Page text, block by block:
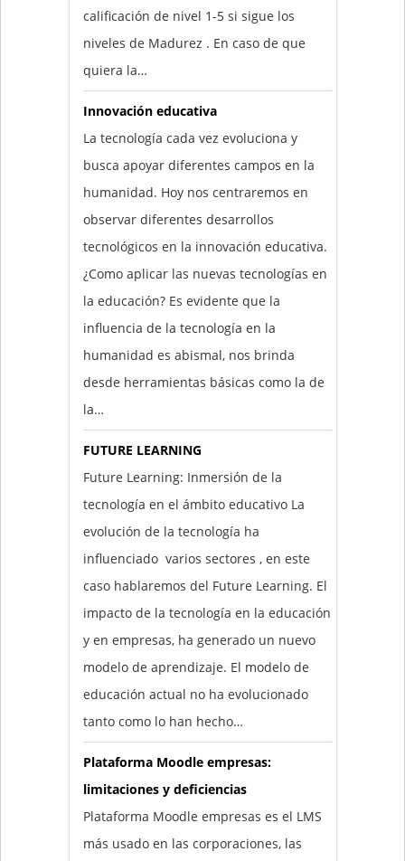
calificación de nivel 1-5 si sigue los
niveles de Madurez . En caso de que
quiera la…
Innovación educativa
La tecnología cada vez evoluciona y
busca apoyar diferentes campos en la
humanidad. Hoy nos centraremos en
observar diferentes desarrollos
tecnológicos en la innovación educativa.
¿Como aplicar las nuevas tecnologías en
la educación? Es evidente que la
influencia de la tecnología en la
humanidad es abismal, nos brinda
desde herramientas básicas como la de
la…
FUTURE LEARNING
Future Learning: Inmersión de la
tecnología en el ámbito educativo La
evolución de la tecnología ha
influenciado varios sectores , en este
caso hablaremos del Future Learning. El
impacto de la tecnología en la educación
y en empresas, ha generado un nuevo
modelo de aprendizaje. El modelo de
educación actual no ha evolucionado
tanto como lo han hecho…
Plataforma Moodle empresas:
limitaciones y deficiencias
Plataforma Moodle empresas es el LMS
más usado en las corporaciones, las